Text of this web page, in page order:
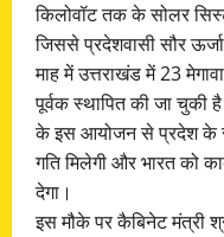
किलोवॉट तक के सोलर
जिससे प्रदेशवासी सौर
माह में उत्तराखंड में 23
पूर्वक स्थापित की जा चुकी
के इस आयोजन से प्रदेश के
गति मिलेगी और भारत को
देगा।
इस मौके पर कैबिनेट मंत्री